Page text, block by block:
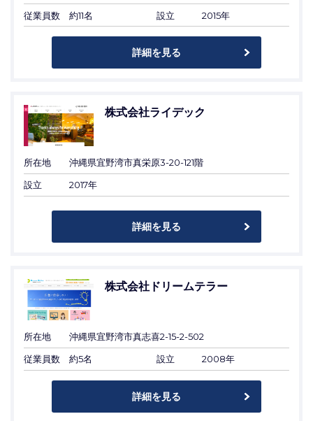
従業員数
約11名 設立 2015年
詳細を見る
株式会社ライデック
所在地
沖縄県宜野湾市真栄原3-20-121階
設立
2017年
詳細を見る
株式会社ドリームテラー
所在地
沖縄県宜野湾市真志喜2-15-2-502
従業員数
約5名 設立 2008年
詳細を見る